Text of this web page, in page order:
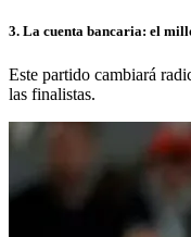
3. La cuenta bancaria: el
Este partido cambiará
las finalistas.